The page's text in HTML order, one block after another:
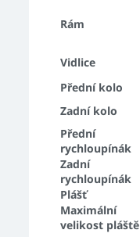
Rám
Vidlice
Přední kolo
Zadní kolo
Přední
rychloupínák
Zadní
rychloupínák
Plášť
Maximální
velikost pláště